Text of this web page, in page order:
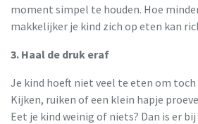
moment simpel te houden. Hoe
makkelijker je kind zich op eten kan
3. Haal de druk eraf
Je kind hoeft niet veel te eten om
Kijken, ruiken of een klein hapje
Eet je kind weinig of niets? Dan is er